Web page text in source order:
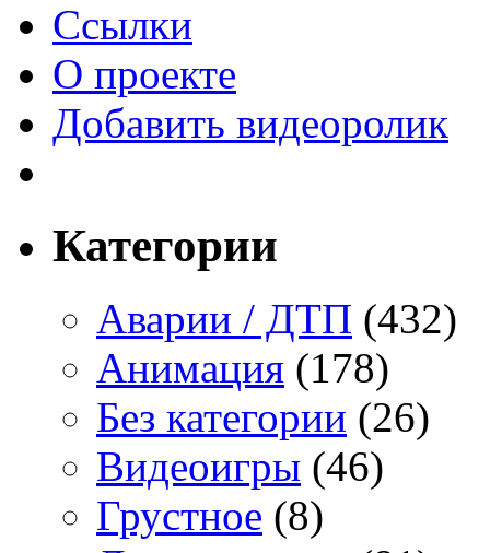
Ссылки
О проекте
Добавить видеоролик
Категории
Аварии / ДТП (432)
Анимация (178)
Без категории (26)
Видеоигры (46)
Грустное (8)